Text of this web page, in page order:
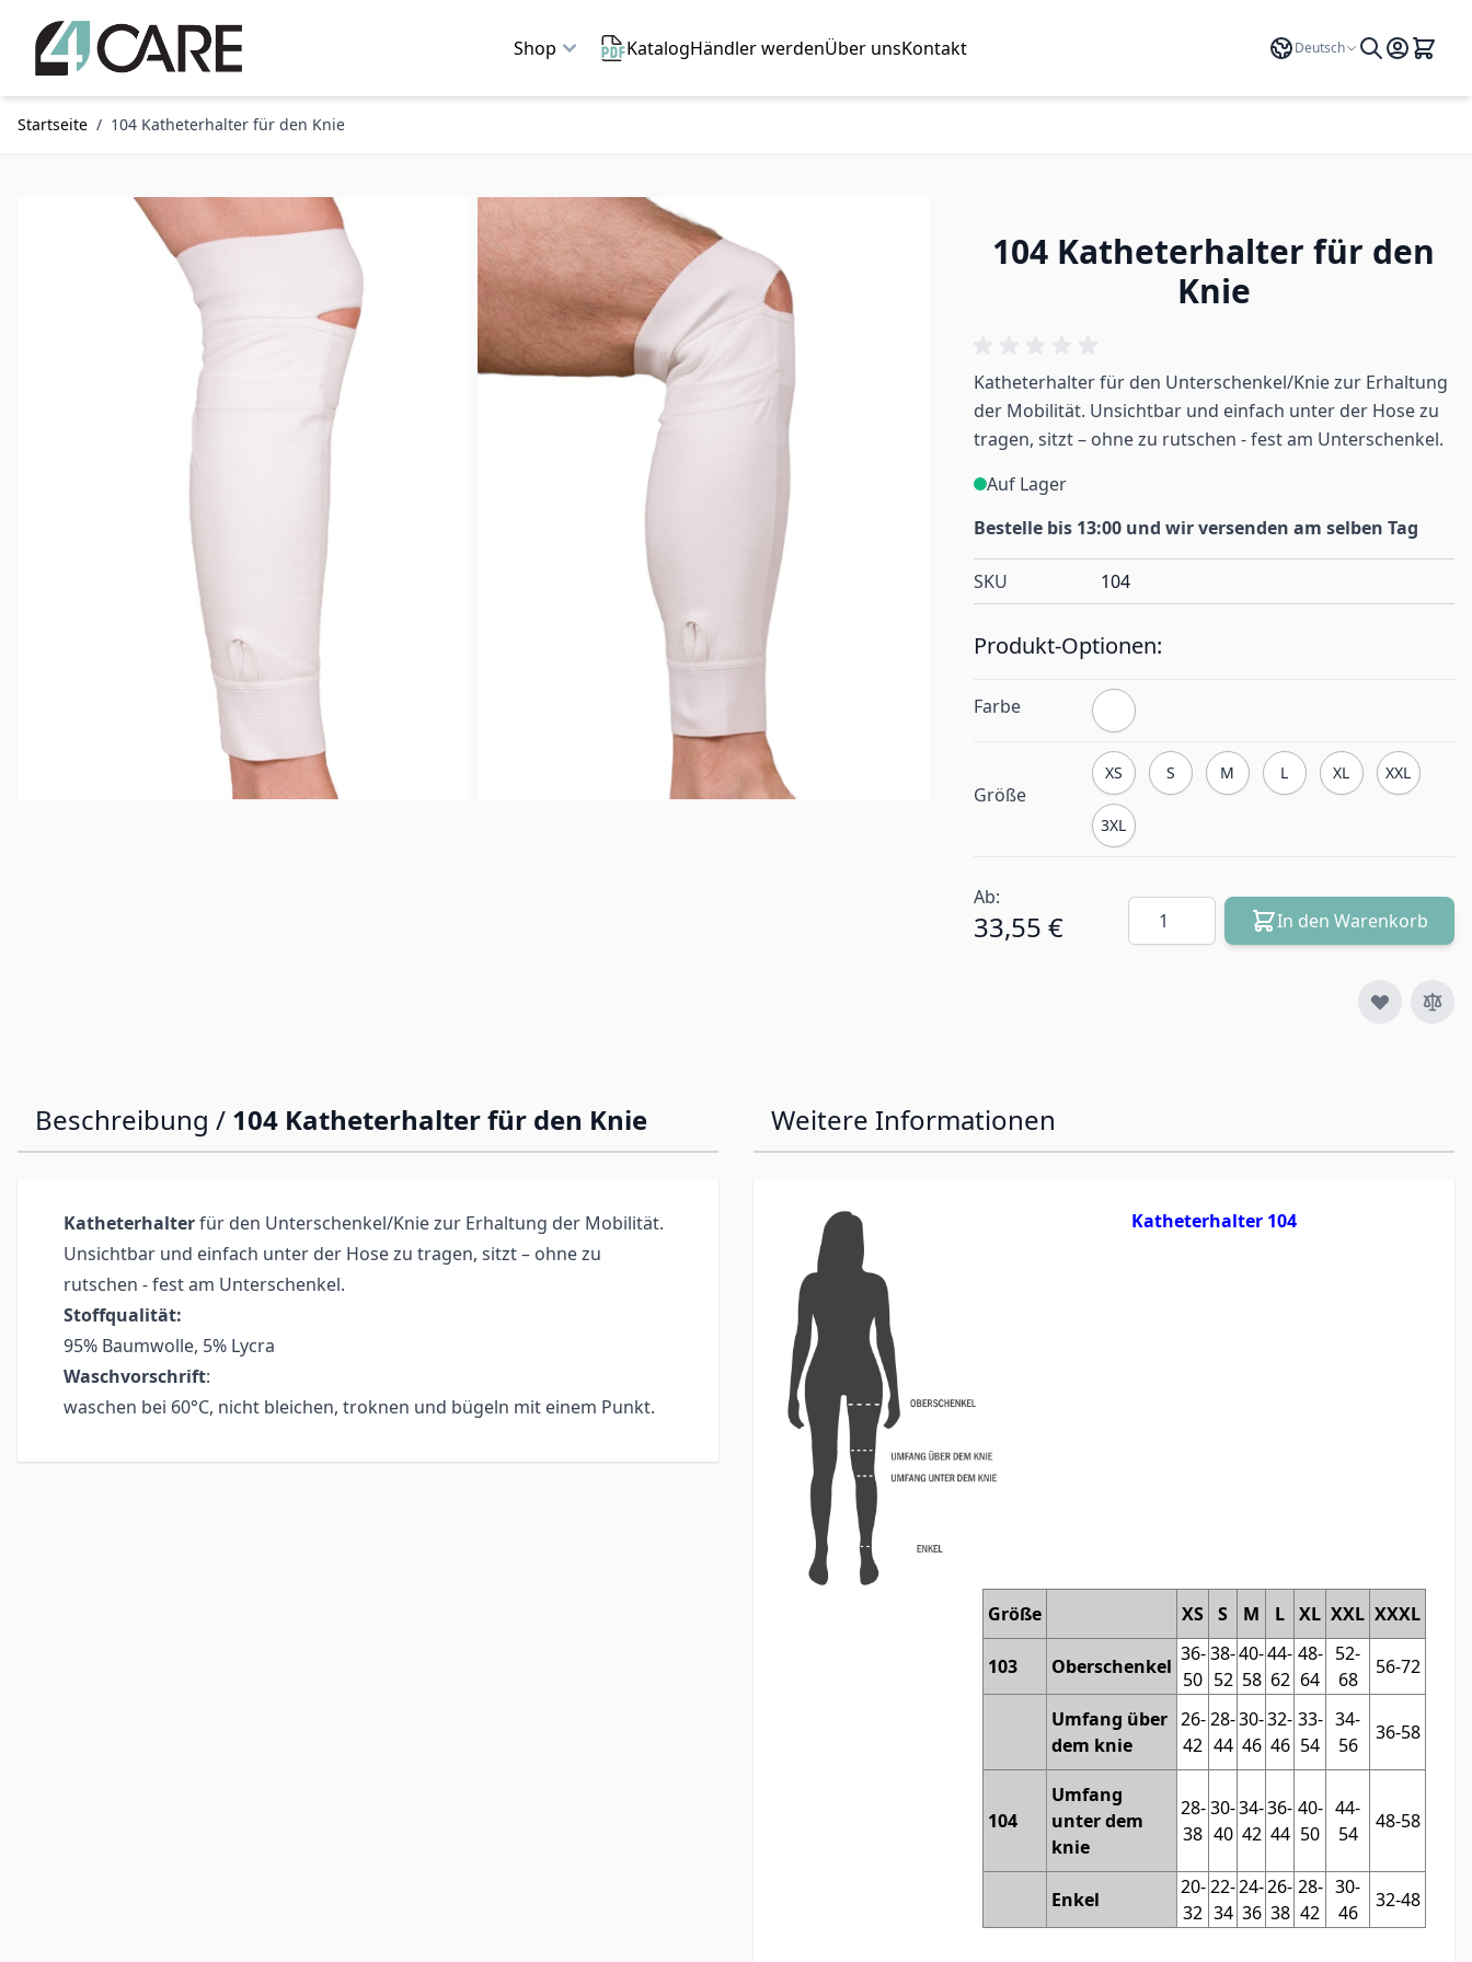
Shop
KatalogHändler werdenÜber unsKontakt Sprache
Deutsch
Startseite / 104 Katheterhalter für den Knie
104 Katheterhalter für den
Knie
Katheterhalter für den Unterschenkel/Knie zur Erhaltung
der Mobilität. Unsichtbar und einfach unter der Hose zu
tragen, sitzt – ohne zu rutschen - fest am Unterschenkel.
Auf Lager
Bestelle bis 13:00 und wir versenden am selben Tag
SKU 104
Produkt-Optionen:
Farbe
Größe
XS S M L XL XXL
3XL
Ab:
33,55 € Menge In den Warenkorb
Beschreibung / 104 Katheterhalter für den Knie
Katheterhalterfür den Unterschenkel/Knie zur Erhaltung der Mobilität.
Unsichtbar und einfach unter der Hose zu tragen, sitzt – ohne zu
rutschen - fest am Unterschenkel.
Stoffqualität:
95% Baumwolle, 5% Lycra
Waschvorschrift:
waschen bei 60°C, nicht bleichen, troknen und bügeln mit einem Punkt.
Weitere Informationen
Katheterhalter 104
Größe XS S M L XL XXL XXXL
103 Oberschenkel
36-
50
38-
52
40-
58
44-
62
48-
64
52-
68
56-72
Umfang über
dem knie
26-
42
28-
44
30-
46
32-
46
33-
54
34-
56
36-58
104
Umfang
unter dem
knie
28-
38
30-
40
34-
42
36-
44
40-
50
44-
54
48-58
Enkel
20-
32
22-
34
24-
36
26-
38
28-
42
30-
46
32-48